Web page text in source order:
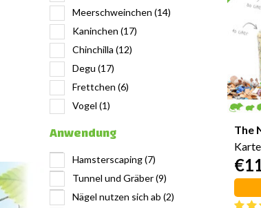
Meerschweinchen (14)
Kaninchen (17)
Chinchilla (12)
Degu (17)
Frettchen (6)
Vogel (1)
Anwendung
Hamsterscaping(7)
Tunnel und Gräber(9)
Nägel nutzen sich ab (2)
The